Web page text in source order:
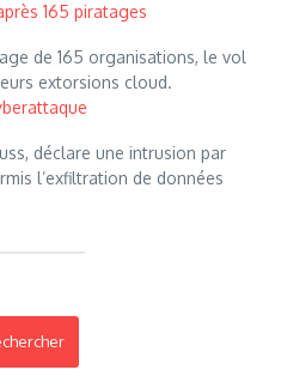
165 piratages
de 165 organisations, le vol
extorsions cloud.
déclare une intrusion par
l’exfiltration de données